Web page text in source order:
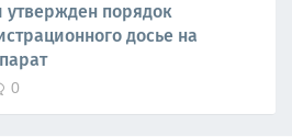
порядок
досье на
0